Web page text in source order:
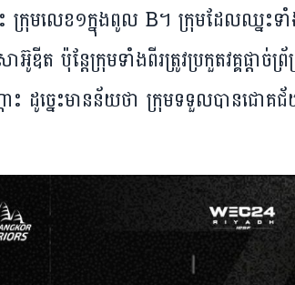
រុម​លេខ​១​ក្នុង​ពូល B។ ក្រុម​ដែល​ឈ្នះ​​ទ
ប៉ុន្តែ​ក្រុម​ទាំង​ពីរ​ត្រូវ​ប្រកួត​វគ្គផ្តាច់​ព្រ័
ោះ​ ដូច្នេះ​មាន​ន័យ​ថា ក្រុម​ទទួល​បាន​ជោគ